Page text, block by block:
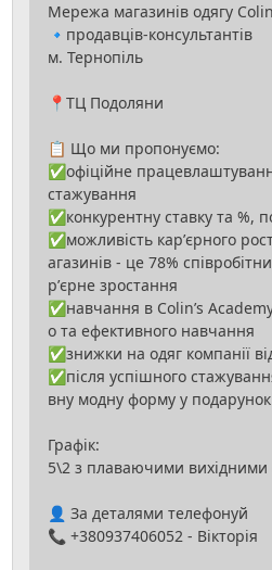
Мережа магазинів одягу
🔹продавців-консультантів
м. Тернопіль
📍ТЦ Подоляни
📋 Що ми пропонуємо:
✅офіційне
стажування
✅конкурентну ставку та %,
✅можливість карʼєрного
агазинів - це 78%
рʼєрне зростання
✅навчання в Colin’s
о та ефективного навчання
✅знижки на одяг компанії
✅після успішного
вну модну форму у подарунок
Графік:
5\2 з плаваючими вихідними
👤 За деталями телефонуй
📞 +380937406052 - Вікторія